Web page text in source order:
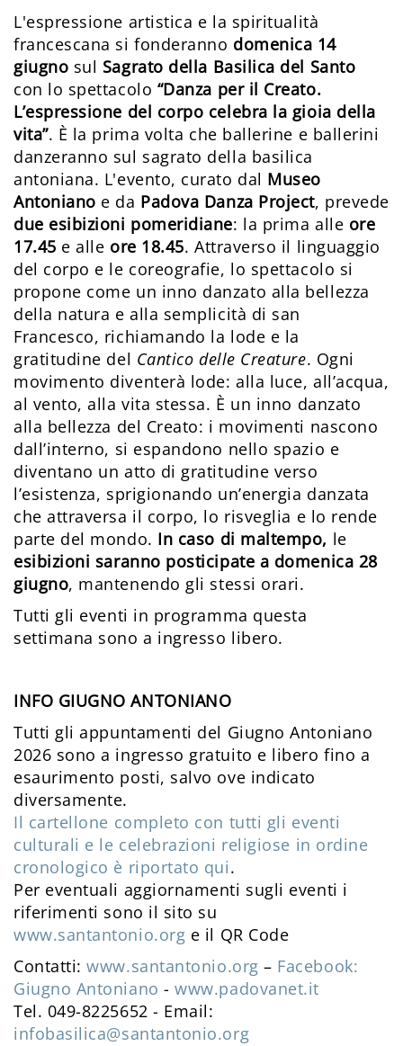
L'espressione artistica e la spiritualità
francescana si fonderanno domenica 14
giugno sul Sagrato della Basilica del Santo
con lo spettacolo “Danza per il Creato.
L’espressione del corpo celebra la gioia della
vita”. È la prima volta che ballerine e ballerini
danzeranno sul sagrato della basilica
antoniana. L'evento, curato dal Museo
Antoniano e da Padova Danza Project, prevede
due esibizioni pomeridiane: la prima alle ore
17.45 e alle ore 18.45. Attraverso il linguaggio
del corpo e le coreografie, lo spettacolo si
propone come un inno danzato alla bellezza
della natura e alla semplicità di san
Francesco, richiamando la lode e la
gratitudine del Cantico delle Creature. Ogni
movimento diventerà lode: alla luce, all’acqua,
al vento, alla vita stessa. È un inno danzato
alla bellezza del Creato: i movimenti nascono
dall’interno, si espandono nello spazio e
diventano un atto di gratitudine verso
l’esistenza, sprigionando un’energia danzata
che attraversa il corpo, lo risveglia e lo rende
parte del mondo. In caso di maltempo, le
esibizioni saranno posticipate a domenica 28
giugno, mantenendo gli stessi orari.
Tutti gli eventi in programma questa
settimana sono a ingresso libero.
INFO GIUGNO ANTONIANO
Tutti gli appuntamenti del Giugno Antoniano
2026 sono a ingresso gratuito e libero fino a
esaurimento posti, salvo ove indicato
diversamente.
Il cartellone completo con tutti gli eventi
culturali e le celebrazioni religiose in ordine
cronologico è riportato qui.
Per eventuali aggiornamenti sugli eventi i
riferimenti sono il sito su
www.santantonio.org e il QR Code
Contatti:www.santantonio.org – Facebook:
Giugno Antoniano -www.padovanet.it
Tel. 049-8225652 - Email:
infobasilica@santantonio.org